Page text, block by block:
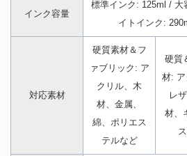
インク容量
標準インク: 125ml / 大
イトインク:
対応素材
硬質素材＆フ
ァブリック: ア
クリル、木
材、金属、
綿、ポリエス
テルなど
硬質
材: ア
レ
材、